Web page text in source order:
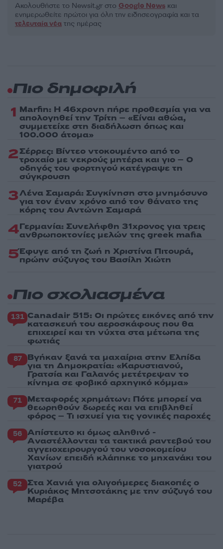
Ακολουθήστε το Νewsit.gr στο Google News και
ενημερωθείτε πρώτοι για όλη την ειδησεογραφία και τα
τελευταία νέα της ημέρας
Πιο δημοφιλή
1 Marfin: Η 46χρονη πήρε προθεσμία για να
απολογηθεί την Τρίτη – «Είναι αθώα,
συμμετείχε στη διαδήλωση όπως και
100.000 άτομα»
2Σέρρες: Βίντεο ντοκουμέντο από το
τροχαίο με νεκρούς μητέρα και γιο – Ο
οδηγός του φορτηγού κατέγραψε τη
σύγκρουση
3Λένα Σαμαρά: Συγκίνηση στο μνημόσυνο
για τον έναν χρόνο από τον θάνατο της
κόρης του Αντώνη Σαμαρά
4Γερμανία: Συνελήφθη 31χρονος για τρεις
ανθρωποκτονίες μελών της greek mafia
5Έφυγε από τη ζωή η Χριστίνα Πιτουρά,
πρώην σύζυγος του Βασίλη Χιώτη
Πιο σχολιασμένα
131 Canadair 515: Οι πρώτες εικόνες από την
κατασκευή του αεροσκάφους που θα
επιχειρεί και τη νύχτα στα μέτωπα της
φωτιάς
87 Βγήκαν ξανά τα μαχαίρια στην Ελπίδα
για τη Δημοκρατία: «Καρυστιανού,
Γρατσία και Γαλανός μετέτρεψαν το
κίνημα σε φοβικό αρχηγικό κόμμα»
71 Μεταφορές χρημάτων: Πότε μπορεί να
θεωρηθούν δωρεές και να επιβληθεί
φόρος – Τι ισχυεί για τις γονικές παροχές
56 Απίστευτο κι όμως αληθινό -
Aναστέλλονται τα τακτικά ραντεβού του
αγγειοχειρουργού του νοσοκομείου
Χανίων επειδή κλάπηκε το μηχανάκι του
γιατρού
52 Στα Χανιά για ολιγοήμερες διακοπές ο
Κυριάκος Μητσοτάκης με την σύζυγό του
Μαρέβα